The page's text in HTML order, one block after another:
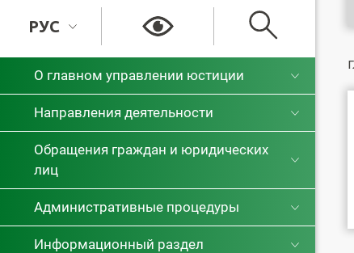
РУС
О главном управлении юстиции
Направления деятельности
Обращения граждан и юридических
лиц
Административные процедуры
Информационный раздел